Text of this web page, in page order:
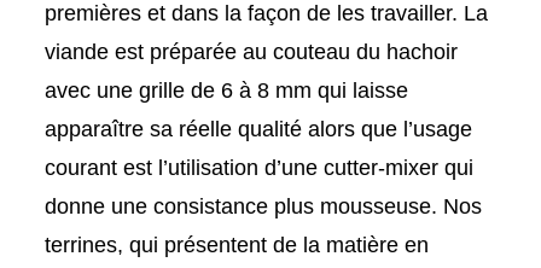
premières et dans la façon de les travailler. La
viande est préparée au couteau du hachoir
avec une grille de 6 à 8 mm qui laisse
apparaître sa réelle qualité alors que l’usage
courant est l’utilisation d’une cutter-mixer qui
donne une consistance plus mousseuse. Nos
terrines, qui présentent de la matière en